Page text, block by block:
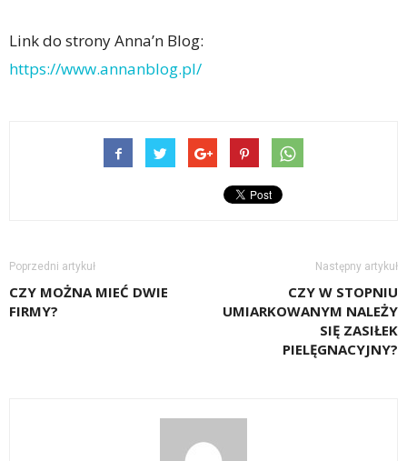
Link do strony Anna’n Blog:
https://www.annanblog.pl/
Poprzedni artykuł
CZY MOŻNA MIEĆ DWIE
FIRMY?
Następny artykuł
CZY W STOPNIU
UMIARKOWANYM NALEŻY
SIĘ ZASIŁEK
PIELĘGNACYJNY?